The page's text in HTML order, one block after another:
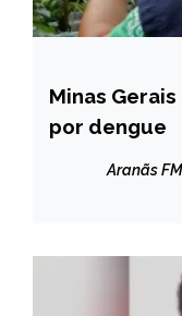
MINAS
GERAIS
NOTÍCIAS
Minas
por dengue
Aranãs FM